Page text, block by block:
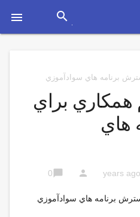
 search
تفاهم همكاري براي
هاي
person
chat_bubble
0